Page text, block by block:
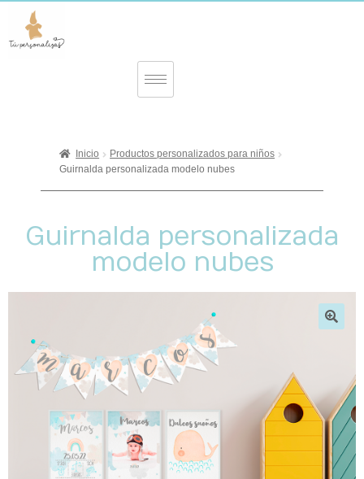
Inicio
Productos personalizados para niños
Guirnalda personalizada modelo nubes
Guirnalda personalizada
modelo nubes